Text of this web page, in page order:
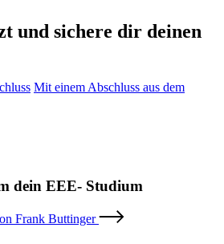
und sichere dir deinen
Mit einem Abschluss aus dem
dein EEE- Studium
Frank Buttinger